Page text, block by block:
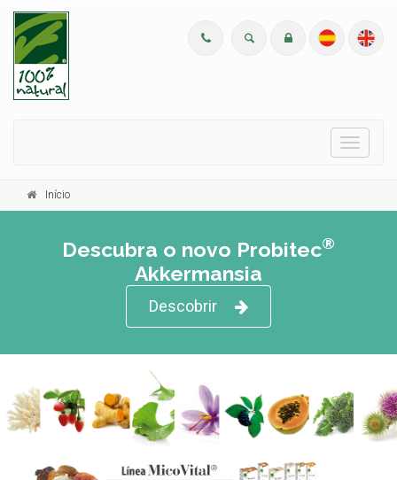
Menu
Início
Descubra o novo Probitec®
Akkermansia
Descobrir